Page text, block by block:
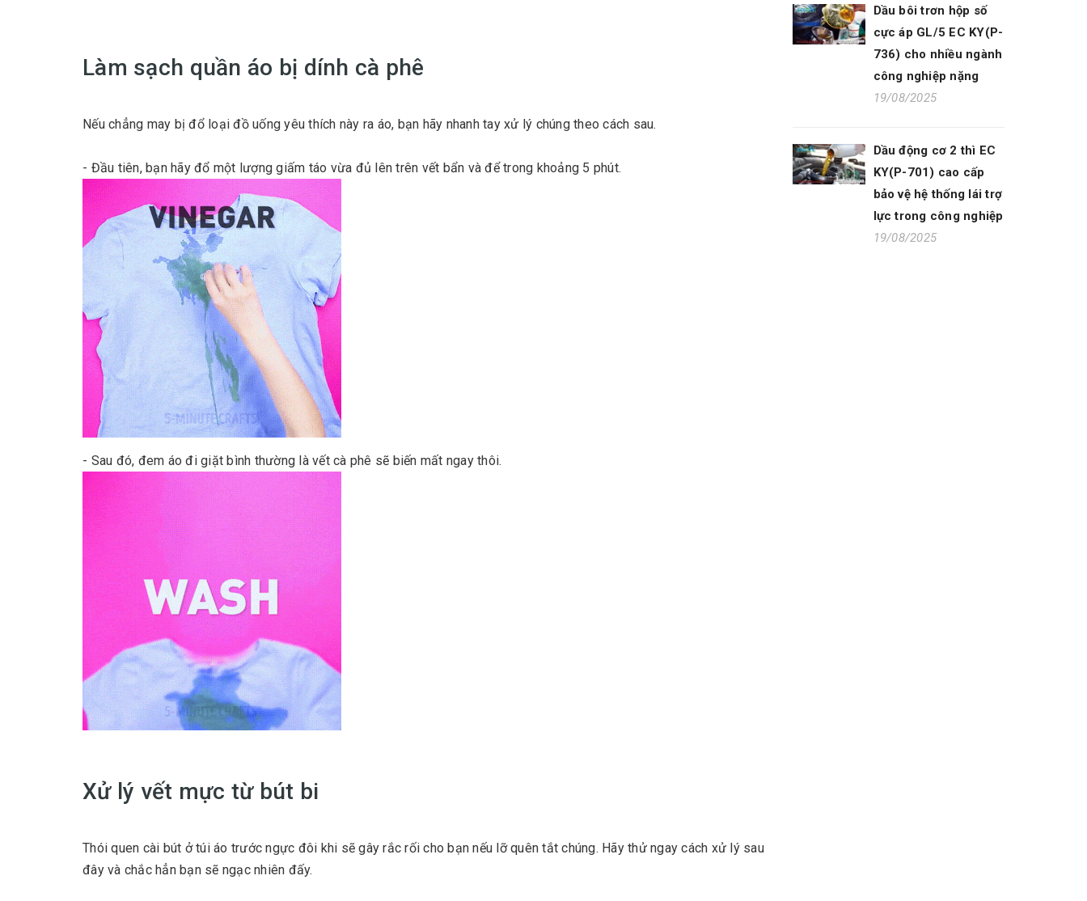
Làm sạch quần áo bị dính cà phê
Nếu chẳng may bị đổ loại đồ uống yêu thích này ra áo, bạn hãy nhanh tay xử lý chúng theo cách sau.
- Đầu tiên, bạn hãy đổ một lượng giấm táo vừa đủ lên trên vết bẩn và để trong khoảng 5 phút.
- Sau đó, đem áo đi giặt bình thường là vết cà phê sẽ biến mất ngay thôi.
Xử lý vết mực từ bút bi
Thói quen cài bút ở túi áo trước ngực đôi khi sẽ gây rắc rối cho bạn nếu lỡ quên tắt chúng. Hãy thử ngay cách xử lý sau
đây và chắc hẳn bạn sẽ ngạc nhiên đấy.
Dầu bôi trơn hộp số
cực áp GL/5 EC KY(P-
736) cho nhiều ngành
công nghiệp nặng
19/08/2025
Dầu động cơ 2 thì EC
KY(P-701) cao cấp
bảo vệ hệ thống lái trợ
lực trong công nghiệp
19/08/2025